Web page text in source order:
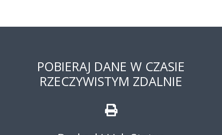
POBIERAJ DANE W CZASIE
RZECZYWISTYM ZDALNIE